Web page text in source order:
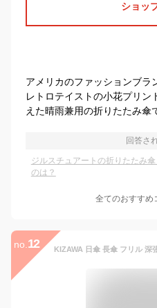
ショッ
アメリカのファッションブラ
レトロテイストの小花プリン
えた晴雨兼用の折りたたみ傘
回答さ
ジルスチュアートの折りたたみ
のは？
全てのおすすめ
no. 12